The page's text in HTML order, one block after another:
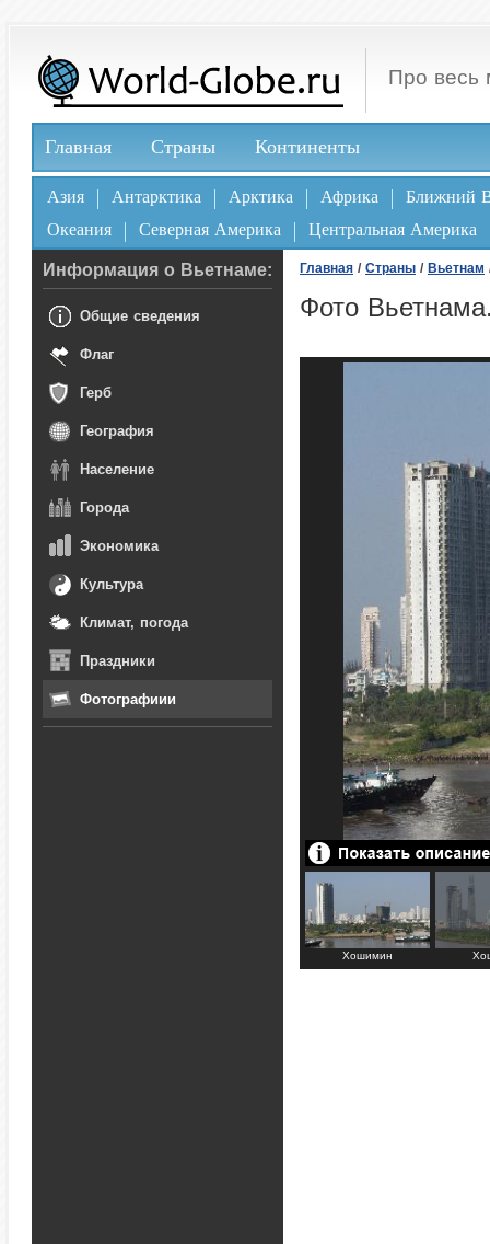
Про весь
Главная Страны Континенты
Азия Антарктика Арктика Африка
Ближний
Океания
Северная Америка Центральная Америка
Главная / Страны / Вьетнам
Фото
Хошимин
Информация о Вьетнаме:
Общие сведения
Флаг
Герб
География
Население
Города
Экономика
Культура
Климат, погода
Праздники
Фотографиии